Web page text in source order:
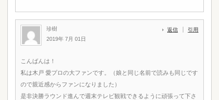
珍樹
2019年 7月 01日
返信 引用
こんばんは！
私は木戸 愛プロの大ファンです。（娘と同じ名前で読みも同じです
ので親近感からファンになりました）
是非決勝ラウンド進んで週末テレビ観戦できるように頑張って下さ